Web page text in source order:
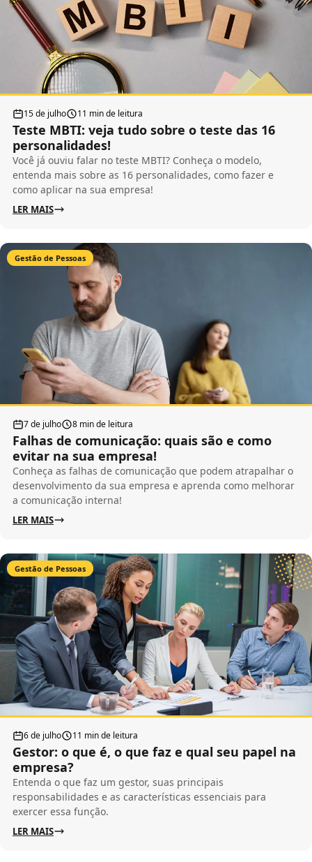
15 de julho 11 min de leitura
Teste MBTI: veja tudo sobre o teste das 16
personalidades!
Você já ouviu falar no teste MBTI? Conheça o modelo,
entenda mais sobre as 16 personalidades, como fazer e
como aplicar na sua empresa!
LER MAIS
Gestão de Pessoas
7 de julho 8 min de leitura
Falhas de comunicação: quais são e como
evitar na sua empresa!
Conheça as falhas de comunicação que podem atrapalhar o
desenvolvimento da sua empresa e aprenda como melhorar
a comunicação interna!
LER MAIS
Gestão de Pessoas
6 de julho 11 min de leitura
Gestor: o que é, o que faz e qual seu papel na
empresa?
Entenda o que faz um gestor, suas principais
responsabilidades e as características essenciais para
exercer essa função.
LER MAIS